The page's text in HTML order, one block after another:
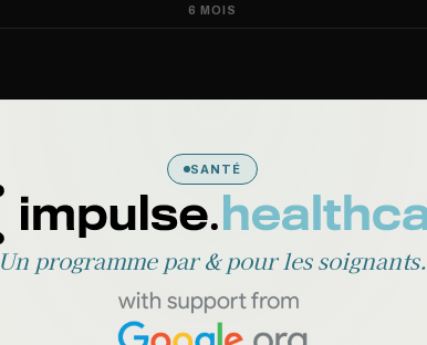
6 MOIS
SANTÉ
Un programme par & pour les soignants.